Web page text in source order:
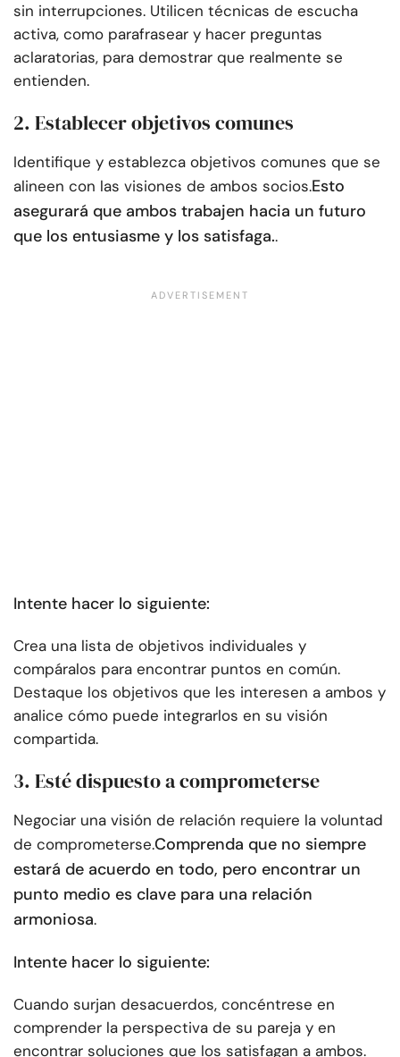
sin interrupciones. Utilicen técnicas de escucha
activa, como parafrasear y hacer preguntas
aclaratorias, para demostrar que realmente se
entienden.
2. Establecer objetivos comunes
Identifique y establezca objetivos comunes que se
alineen con las visiones de ambos socios.Esto
asegurará que ambos trabajen hacia un futuro
que los entusiasme y los satisfaga..
Intente hacer lo siguiente:
Crea una lista de objetivos individuales y
compáralos para encontrar puntos en común.
Destaque los objetivos que les interesen a ambos y
analice cómo puede integrarlos en su visión
compartida.
3. Esté dispuesto a comprometerse
Negociar una visión de relación requiere la voluntad
de comprometerse.Comprenda que no siempre
estará de acuerdo en todo, pero encontrar un
punto medio es clave para una relación
armoniosa.
Intente hacer lo siguiente:
Cuando surjan desacuerdos, concéntrese en
comprender la perspectiva de su pareja y en
encontrar soluciones que los satisfagan a ambos.